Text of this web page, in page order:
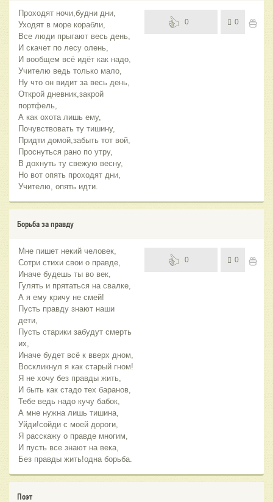
Проходят ночи,будни дни,
Уходят в море корабли,
Все люди прыгают весь день,
И скачет по лесу олень,
И вообщем всё идёт как надо,
Учителю ведь только мало,
Ну что он видит за весь день,
Открой дневник,закрой
портфель,
А как охота лишь ему,
Почувствовать ту тишину,
Придти домой,забыть тот вой,
Проснуться рано по утру,
В дохнуть ту свежую весну,
Но вот опять проходят дни,
Учителю, опять идти.
0 0
Борьба за правду
Мне пишет некий человек,
Сотри стихи свои о правде,
Иначе будешь ты во век,
Гулять и прятаться на свалке,
А я ему кричу не смей!
Пусть правду знают наши
дети,
Пусть старики забудут смерть
их,
Иначе будет всё к вверх дном,
Воскликнул я как старый гном!
Я не хочу без правды жить,
И быть как стадо тех баранов,
Тебе ведь надо кучу бабок,
А мне нужна лишь тишина,
Уйди!сойди с моей дороги,
Я расскажу о правде многим,
И пусть все знают на века,
Без правды жить!одна борьба.
0 0
Поэт